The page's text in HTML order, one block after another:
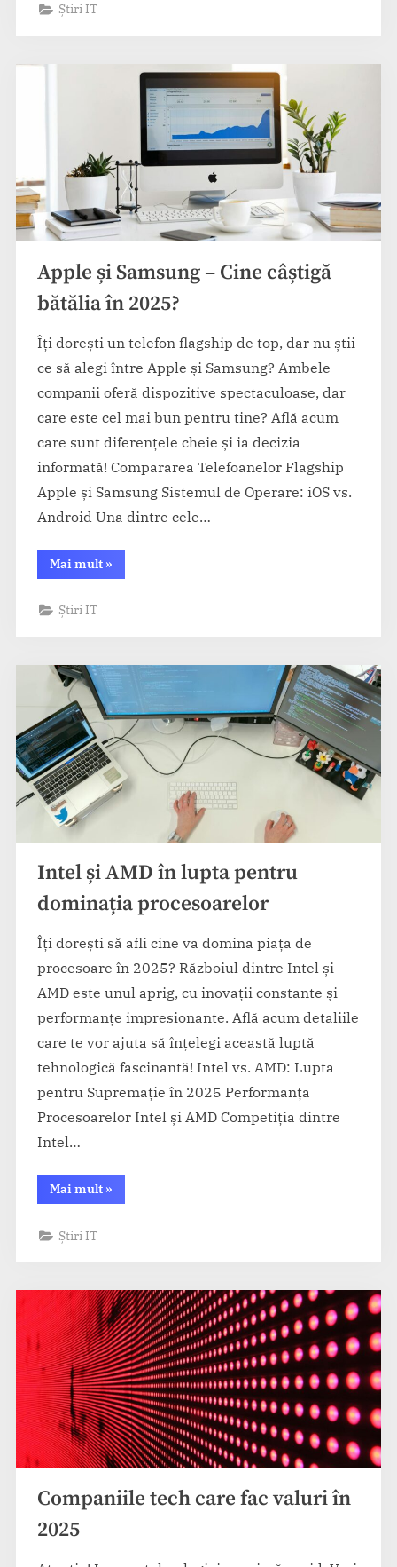
Știri IT
Apple și Samsung – Cine câștigă
bătălia în 2025?
Îți dorești un telefon flagship de top, dar nu știi
ce să alegi între Apple și Samsung? Ambele
companii oferă dispozitive spectaculoase, dar
care este cel mai bun pentru tine? Află acum
care sunt diferențele cheie și ia decizia
informată! Compararea Telefoanelor Flagship
Apple și Samsung Sistemul de Operare: iOS vs.
Android Una dintre cele…
Mai mult“Apple
2025?”
»
Știri IT
Intel și AMD în lupta pentru
dominația procesoarelor
Îți dorești să afli cine va domina piața de
procesoare în 2025? Războiul dintre Intel și
AMD este unul aprig, cu inovații constante și
performanțe impresionante. Află acum detaliile
care te vor ajuta să înțelegi această luptă
tehnologică fascinantă! Intel vs. AMD: Lupta
pentru Supremație în 2025 Performanța
Procesoarelor Intel și AMD Competiția dintre
Intel…
Mai mult“Intel
și
»
Știri IT
Companiile tech care fac valuri în
2025